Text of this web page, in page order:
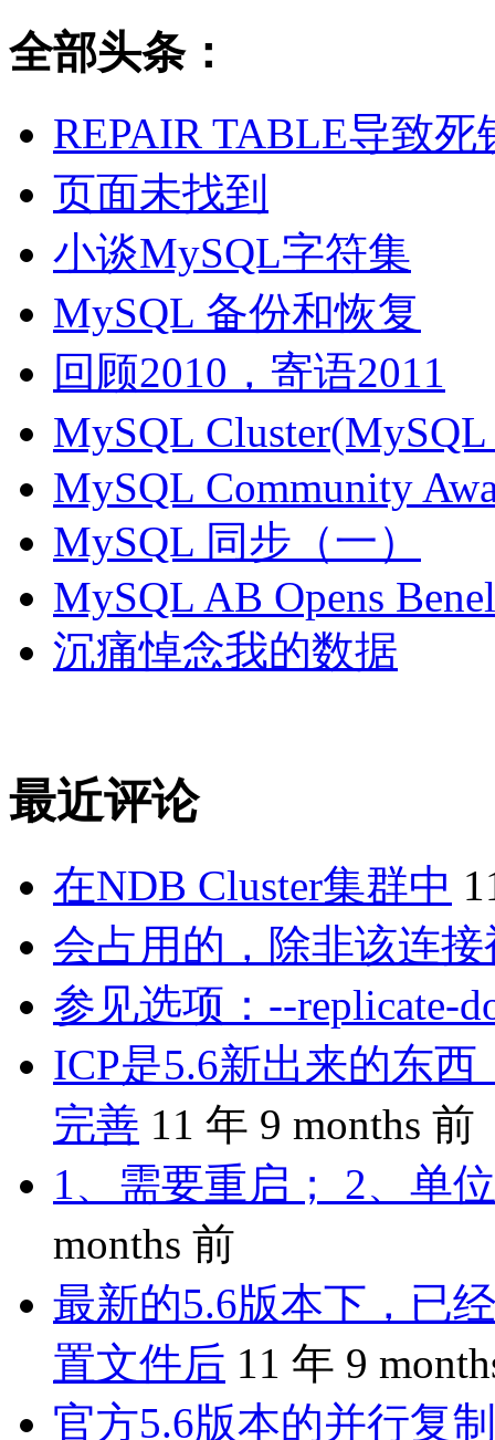
全部头条：
REPAIR TABLE导致死
页面未找到
小谈MySQL字符集
MySQL 备份和恢复
回顾2010，寄语2011
MySQL
MySQL Community
MySQL 同步（一）
MySQL AB Opens
沉痛悼念我的数据
最近评论
在NDB Cluster集群中
会占用的，除非该连
参见选项：--replicate-
ICP是5.6新出来的东
完善 11 年 9 months 前
1、需要重启； 2、单
months 前
最新的5.6版本下，已
置文件后 11 年 9
官方5.6版本的并行复